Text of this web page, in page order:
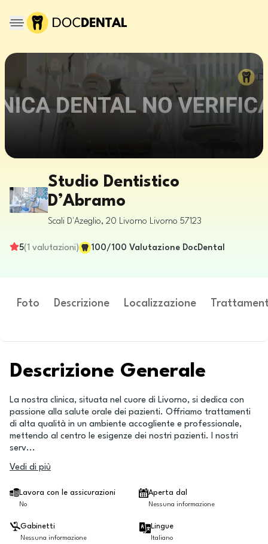
Studio Dentistico
D’Abramo
Scali D'Azeglio, 20 Livorno Livorno 57123
5(1 valutazioni) 100/100 Valutazione DocDental
Foto Descrizione Localizzazione
Descrizione Generale
La nostra clinica, situata nel cuore di Livorno, si dedica con
passione alla salute orale dei pazienti. Offriamo trattamenti
di alta qualità in un ambiente accogliente e professionale,
mettendo al centro le esigenze dei nostri pazienti. I nostri
serv...
Vedi di più
Lavora con le assicurazioni
No
Aperta dal
Nessuna informazione
Gabinetti
Nessuna informazione
Lingue
Italiano